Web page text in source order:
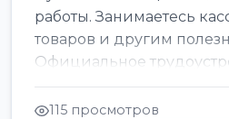
работы. Занимаетесь
товаров и другим
Официальное
стабильная зарплата от ...
115 просмотров